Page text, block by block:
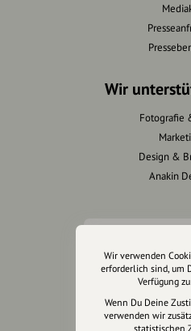
Wir
Fotografie
Design &
Anakin
hey.bayern ist
uns für unsere
Wir verwenden
erforderlich sind, um
Verfügung
Wenn Du Deine
verwenden wir
statistischen